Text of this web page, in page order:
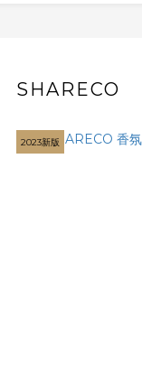
SHARECO
2023新版